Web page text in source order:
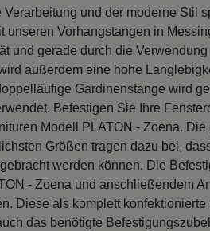
Verarbeitung und der moderne Stil
unseren Vorhangstangen in
und gerade durch die
außerdem eine hohe
Gardinenstange wird
Befestigen Sie Ihre
Modell PLATON - Zoena.
Größen tragen dazu bei,
werden können. Die
- Zoena und anschließendem
Diese als komplett
das benötigte